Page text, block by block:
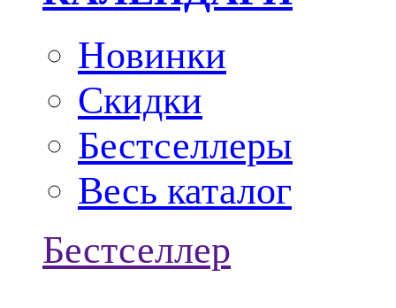
Новинки
Скидки
Бестселлеры
Весь каталог
Бестселлер